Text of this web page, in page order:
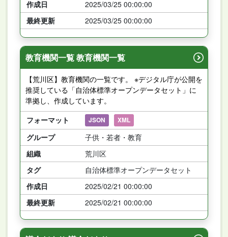
作成日
2025/03/25 00:00:00
最終更新
2025/03/25 00:00:00
教育機関一覧 教育機関一覧
【荒川区】教育機関の一覧です。 ※デジタル庁が公開を
推奨している「自治体標準オープンデータセット」に
準拠し、作成しています。
フォーマット
JSON XML
グループ
子供・若者・教育
組織
荒川区
タグ
自治体標準オープンデータセット
作成日
2025/02/21 00:00:00
最終更新
2025/02/21 00:00:00